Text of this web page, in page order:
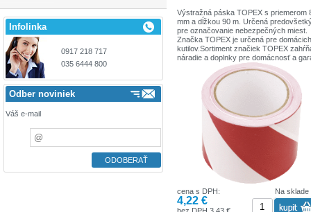
Výstražná páska TOPEX s priemerom
mm a dĺžkou 90 m. Určená
pre označovanie nebezpečných miest.
Značka TOPEX je určená pre domácich
kutilov.Sortiment značiek TOPEX
náradie a doplnky pre domácnosť a
Výrobky sú pevnej kvality.
Značka TOPEX je jednou z
značiek ručného náradia v Poľsku.
Na sklade
cena s DPH:
4,22 €
Infolinka
0917 218 717
035 6444 800
Odber noviniek
Váš e-mail